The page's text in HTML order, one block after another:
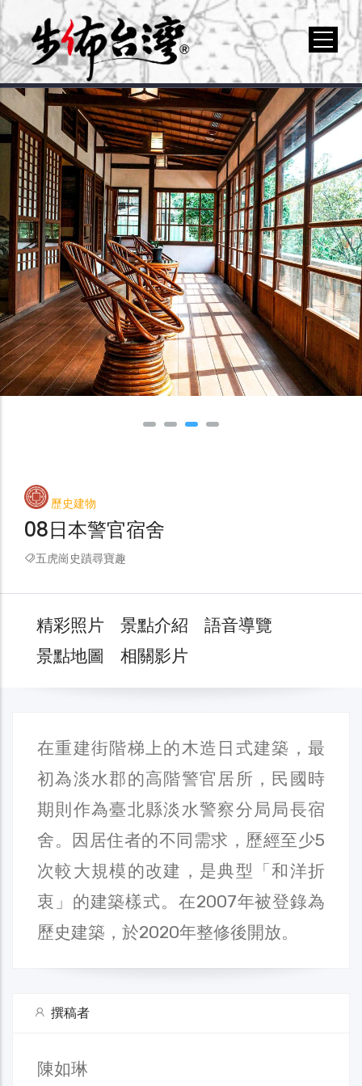
歷史建物
08日本警官宿舍
五虎崗史蹟尋寶趣
精彩照片 景點介紹
語音導覽
景點地圖
相關影片
在重建街階梯上的木造日式建築，最
初為淡水郡的高階警官居所，民國時
期則作為臺北縣淡水警察分局局長宿
舍。因居住者的不同需求，歷經至少5
次較大規模的改建，是典型「和洋折
衷」的建築樣式。在2007年被登錄為
歷史建築，於2020年整修後開放。
撰稿者
陳如琳